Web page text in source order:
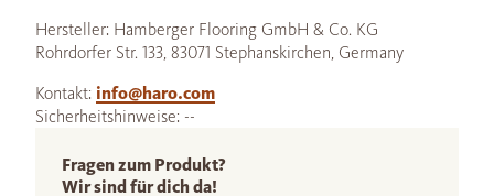
Hersteller: Hamberger Flooring GmbH & Co. KG
Rohrdorfer Str. 133, 83071 Stephanskirchen, Germany
Kontakt: info@haro.com
Sicherheitshinweise: --
Fragen zum Produkt?
Wir sind für dich da!